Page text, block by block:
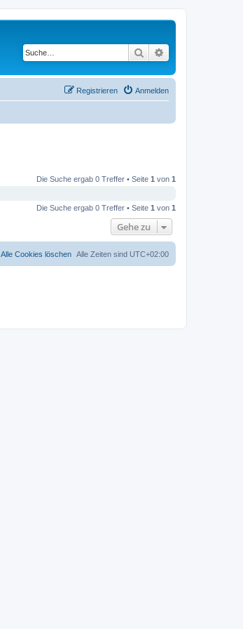
Suche
Anmelden
Registrieren
Die Suche ergab 0 Treffer • Seite 1 von 1
Die Suche ergab 0 Treffer • Seite 1 von 1
Gehe zu
Alle Zeiten sind UTC+02:00
Alle Cookies löschen